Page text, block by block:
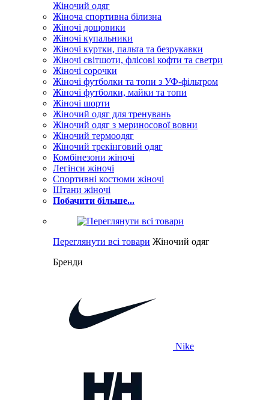
Жіночий одяг
Жіноча спортивна білизна
Жіночі дощовики
Жіночі купальники
Жіночі куртки, пальта та безрукавки
Жіночі світшоти, флісові кофти та светри
Жіночі сорочки
Жіночі футболки та топи з УФ-фільтром
Жіночі футболки, майки та топи
Жіночі шорти
Жіночий одяг для тренувань
Жіночий одяг з мериносової вовни
Жіночий термоодяг
Жіночий трекінговий одяг
Комбінезони жіночі
Легінси жіночі
Спортивні костюми жіночі
Штани жіночі
Побачити більше...
Переглянути всі товари Жіночий одяг
Бренди
Nike